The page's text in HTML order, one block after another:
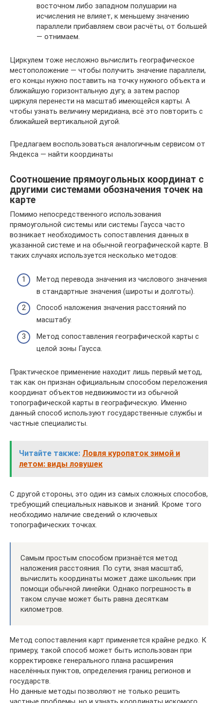
восточном либо западном полушарии на
исчисления не влияет, к меньшему значению
параллели прибавляем свои расчёты, от большей
— отнимаем.
Циркулем тоже несложно вычислить географическое
местоположение — чтобы получить значение параллели,
его концы нужно поставить на точку нужного объекта и
ближайшую горизонтальную дугу, а затем распор
циркуля перенести на масштаб имеющейся карты. А
чтобы узнать величину меридиана, всё это повторить с
ближайшей вертикальной дугой.
Предлагаем воспользоваться аналогичным сервисом от
Яндекса — найти координаты
Соотношение прямоугольных координат с
другими системами обозначения точек на
карте
Помимо непосредственного использования
прямоугольной системы или системы Гаусса часто
возникает необходимость сопоставления данных в
указанной системе и на обычной географической карте. В
таких случаях используется несколько методов:
Метод перевода значения из числового значения
в стандартные значения (широты и долготы).
Способ наложения значения расстояний по
масштабу.
Метод сопоставления географической карты с
целой зоны Гаусса.
Практическое применение находит лишь первый метод,
так как он признан официальным способом переложения
координат объектов недвижимости из обычной
топографической карты в географическую. Именно
данный способ используют государственные службы и
частные специалисты.
Читайте также: Ловля куропаток зимой и
летом: виды ловушек
С другой стороны, это один из самых сложных способов,
требующий специальных навыков и знаний. Кроме того
необходимо наличие сведений о ключевых
топографических точках.
Самым простым способом признаётся метод
наложения расстояния. По сути, зная масштаб,
вычислить координаты может даже школьник при
помощи обычной линейки. Однако погрешность в
таком случае может быть равна десяткам
километров.
Метод сопоставления карт применяется крайне редко. К
примеру, такой способ может быть использован при
корректировке генерального плана расширения
населённых пунктов, определения границ регионов и
государств.
Но данные методы позволяют не только решить